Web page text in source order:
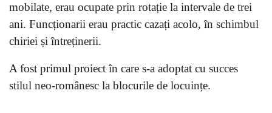
mobilate, erau ocupate prin rotație la intervale de trei
ani. Funcționarii erau practic cazați acolo, în schimbul
chiriei și întreținerii.
A fost primul proiect în care s-a adoptat cu succes
stilul neo-românesc la blocurile de locuințe.